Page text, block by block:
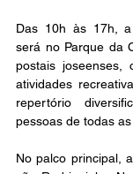
Das 10h às 17h, a
será no Parque da
postais joseenses,
atividades
repertório
pessoas de todas
No palco principal,